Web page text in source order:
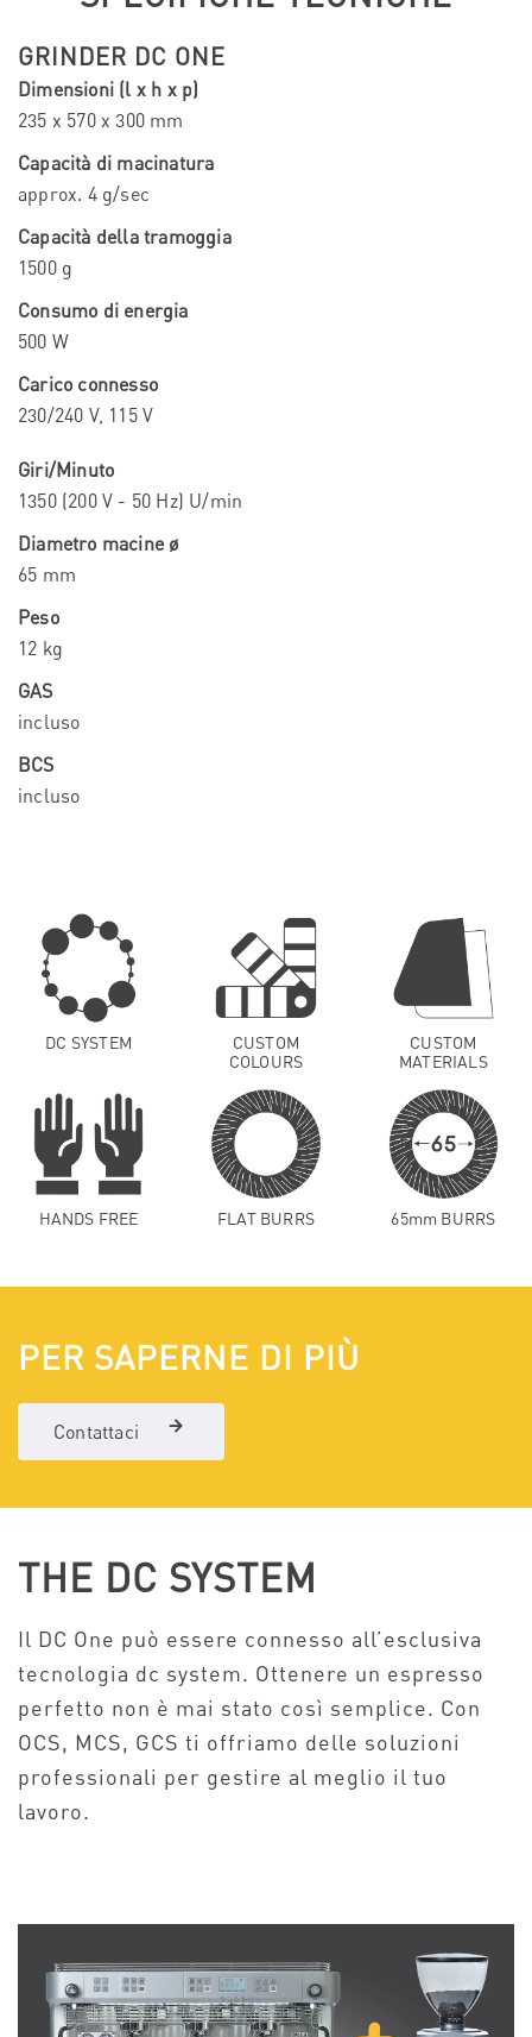
GRINDER DC ONE
Dimensioni (l x h x p)
235 x 570 x 300 mm
Capacità di macinatura
approx. 4 g/sec
Capacità della tramoggia
1500 g
Consumo di energia
500 W
Carico connesso
230/240 V, 115 V
Giri/Minuto
1350 (200 V - 50 Hz) U/min
Diametro macine ø
65 mm
Peso
12 kg
GAS
incluso
BCS
incluso
DC SYSTEM
CUSTOM
COLOURS
CUSTOM
MATERIALS
HANDS FREE FLAT BURRS 65mm BURRS
PER SAPERNE DI PIÙ
Contattaci
THE DC SYSTEM
Il DC One può essere connesso all’esclusiva
tecnologia dc system. Ottenere un espresso
perfetto non è mai stato così semplice. Con
OCS, MCS, GCS ti offriamo delle soluzioni
professionali per gestire al meglio il tuo
lavoro.